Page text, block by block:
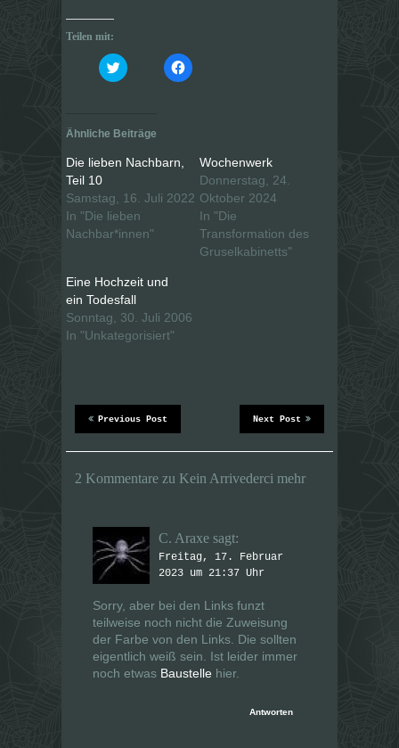
Teilen mit:
K
l
u
m
b
e
T
w
i
t
t
u
t
e
i
l
e
n
i
n
u
F
t
r
g
e
f
n
e
t
)
K
l
a
c
i
l
u
m
F
e
r
g
e
ö
n
e
t
)
Ähnliche Beiträge
Die lieben Nachbarn,
Teil 10
Samstag, 16. Juli 2022
In "Die lieben
Nachbar*innen"
Wochenwerk
Donnerstag, 24.
Oktober 2024
In "Die
Transformation des
Gruselkabinetts"
Eine Hochzeit und
ein Todesfall
Sonntag, 30. Juli 2006
In "Unkategorisiert"
Next Post
Previous Post
2 Kommentare zu Kein Arrivederci mehr
C. Araxe sagt:
Freitag, 17. Februar
2023 um 21:37 Uhr
Sorry, aber bei den Links funzt
teilweise noch nicht die Zuweisung
der Farbe von den Links. Die sollten
eigentlich weiß sein. Ist leider immer
noch etwas Baustelle hier.
Antworten